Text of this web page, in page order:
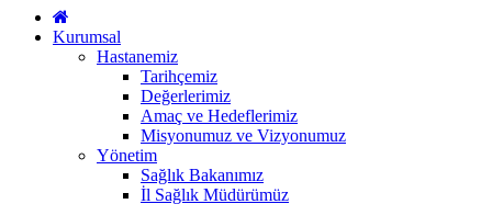
Kurumsal
Hastanemiz
Tarihçemiz
Değerlerimiz
Amaç ve Hedeflerimiz
Misyonumuz ve Vizyonumuz
Yönetim
Sağlık Bakanımız
İl Sağlık Müdürümüz